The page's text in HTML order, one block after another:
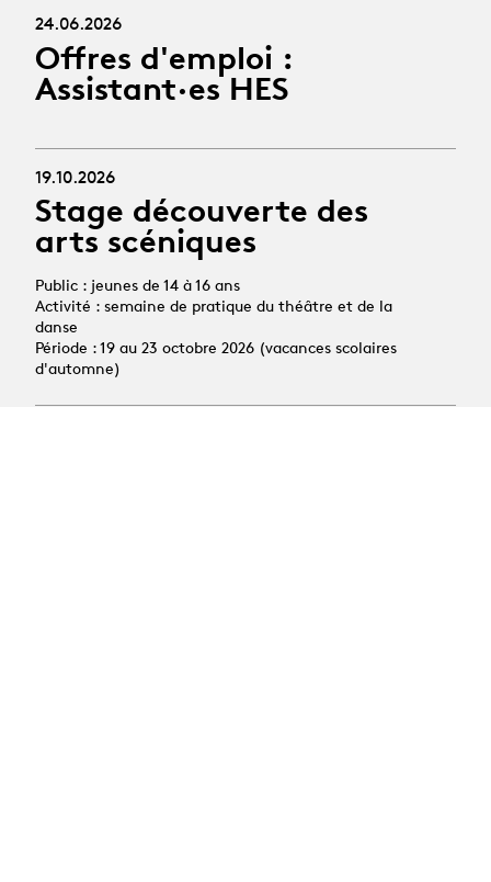
24.06.2026
Offres d'emploi :
Assistant·es HES
19.10.2026
Stage découverte des
arts scéniques
Public : jeunes de 14 à 16 ans
Activité : semaine de pratique du théâtre et de la
danse
Période : 19 au 23 octobre 2026 (vacances scolaires
d'automne)